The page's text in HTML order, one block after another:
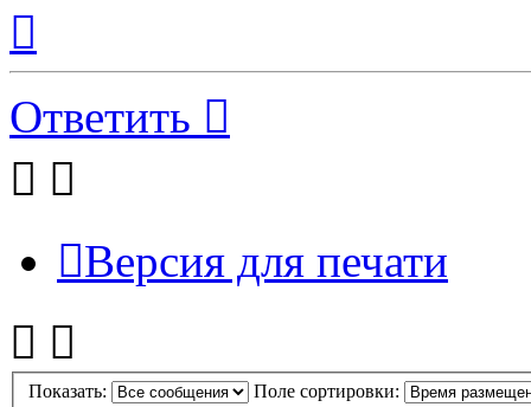
началу
Ответить
Версия для печати
Показать: Поле сортировки: